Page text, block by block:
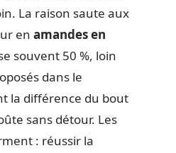
La raison saute aux
en amandes en
souvent 50 %, loin
dans le
la différence du bout
sans détour. Les
: réussir la